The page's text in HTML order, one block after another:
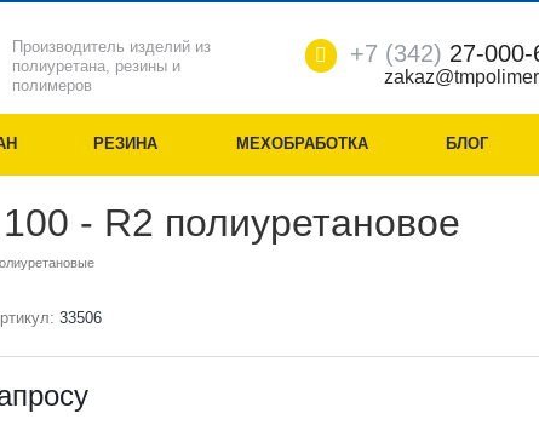
Производитель изделий из
полиуретана, резины и
полимеров
+7 (342) 27-000-
РЕЗИНА МЕХОБРАБОТКА БЛОГ
- R2 полиуретановое
33506
росу